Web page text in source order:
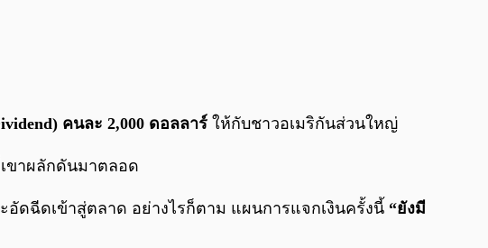
0:00 /
คนละ 2,000 ดอลลาร์ ให้กับชาวอเมริกันส่วนใหญ่
เขาผลักดันมาตลอด
ดฉีดเข้าสู่ตลาด อย่างไรก็ตาม แผนการแจกเงินครั้งนี้ “ยังมี